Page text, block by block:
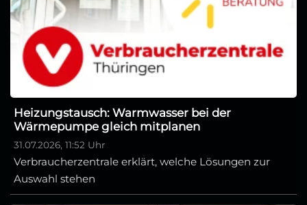
Heizungstausch: Warmwasser bei der
Wärmepumpe gleich mitplanen
31.07.2026, 11:52 Uhr
Verbraucherzentrale erklärt, welche Lösungen zur
Auswahl stehen